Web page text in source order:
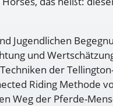
Jugendlichen
und
der
Riding Methode
Weg der Pferde-